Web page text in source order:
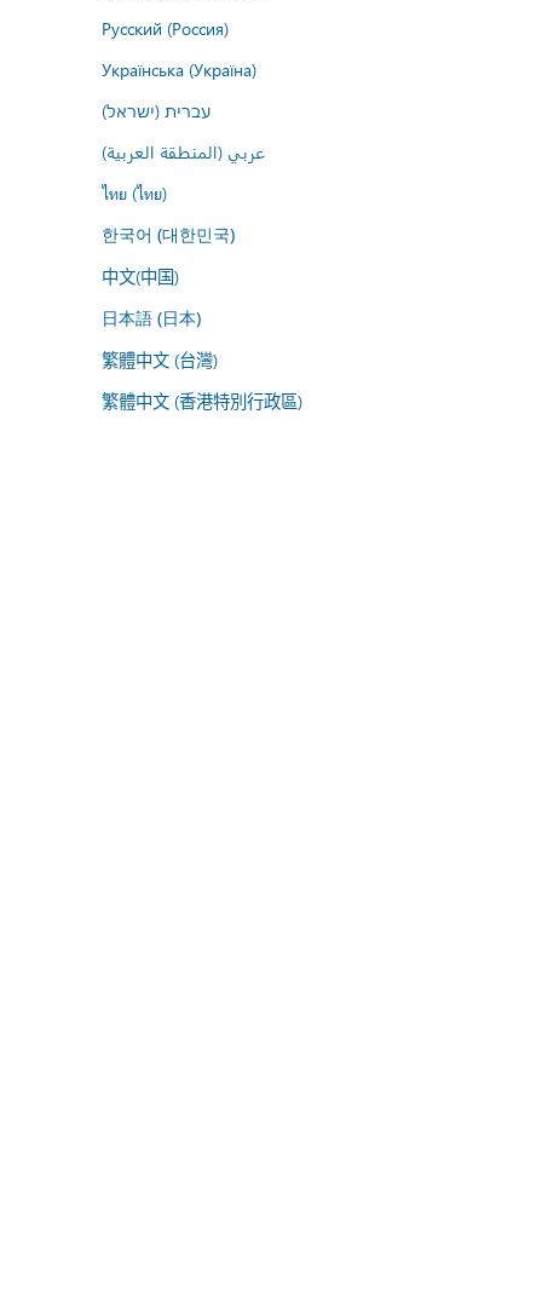
Русский (Россия)
Українська (Україна)
עברית (ישראל)
عربي (المنطقة العربية)
ไทย (ไทย)
한국어 (대한민국)
中文(中国)
日本語 (日本)
繁體中文 (台灣)
繁體中文 (香港特別行政區)